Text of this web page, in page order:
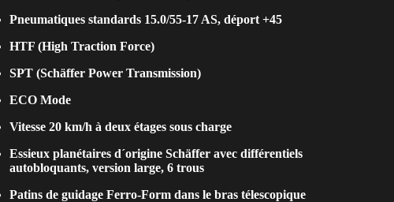
Pneumatiques standards 15.0/55-17 AS, déport +45
HTF (High Traction Force)
SPT (Schäffer Power Transmission)
ECO Mode
Vitesse 20 km/h à deux étages sous charge
Essieux planétaires d´origine Schäffer avec différentiels
autobloquants, version large, 6 trous
Patins de guidage Ferro-Form dans le bras télescopique